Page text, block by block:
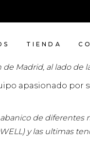
TIENDA
Madrid, al lado de
apasionado por
de diferentes
y las ultimas